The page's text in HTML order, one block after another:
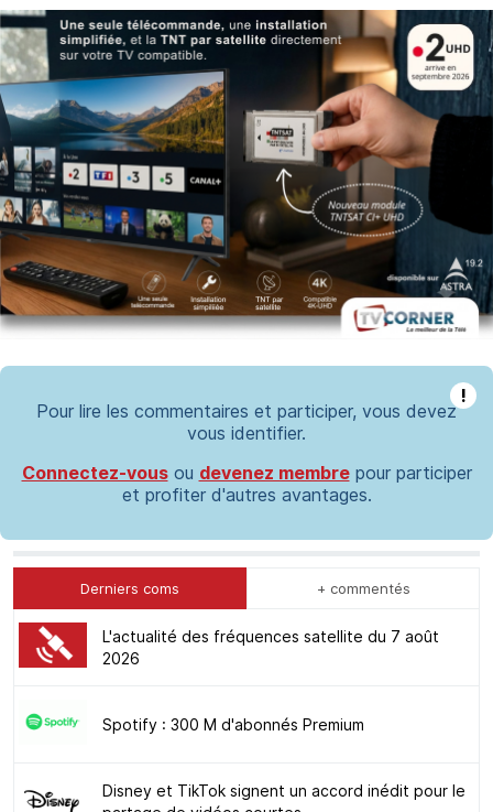
!
Pour lire les commentaires et participer, vous devez
vous identifier.
Connectez-vousou devenez membrepour participer
et profiter d'autres avantages.
Derniers coms + commentés
L'actualité des fréquences satellite du 7 août
2026
Spotify : 300 M d'abonnés Premium
Disney et TikTok signent un accord inédit pour le